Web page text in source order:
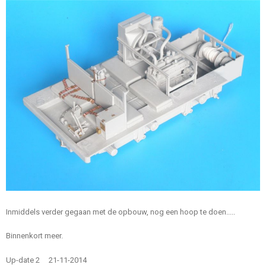
Inmiddels verder gegaan met de opbouw, nog een hoop te doen.....
Binnenkort meer.
Up-date 2 21-11-2014